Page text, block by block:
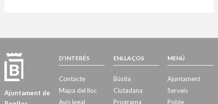
Ajuntament de
D’INTERÉS
Contacte
Mapa del lloc
Avís legal
ENLLAÇOS
Bústia
Ciutadana
Programa
MENÚ
Ajuntament
Serveis
Poble